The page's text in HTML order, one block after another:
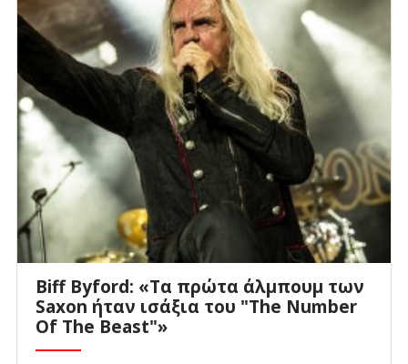
Biff Byford: «Τα πρώτα άλμπουμ των
Saxon ήταν ισάξια του "The Number
Of The Beast"»